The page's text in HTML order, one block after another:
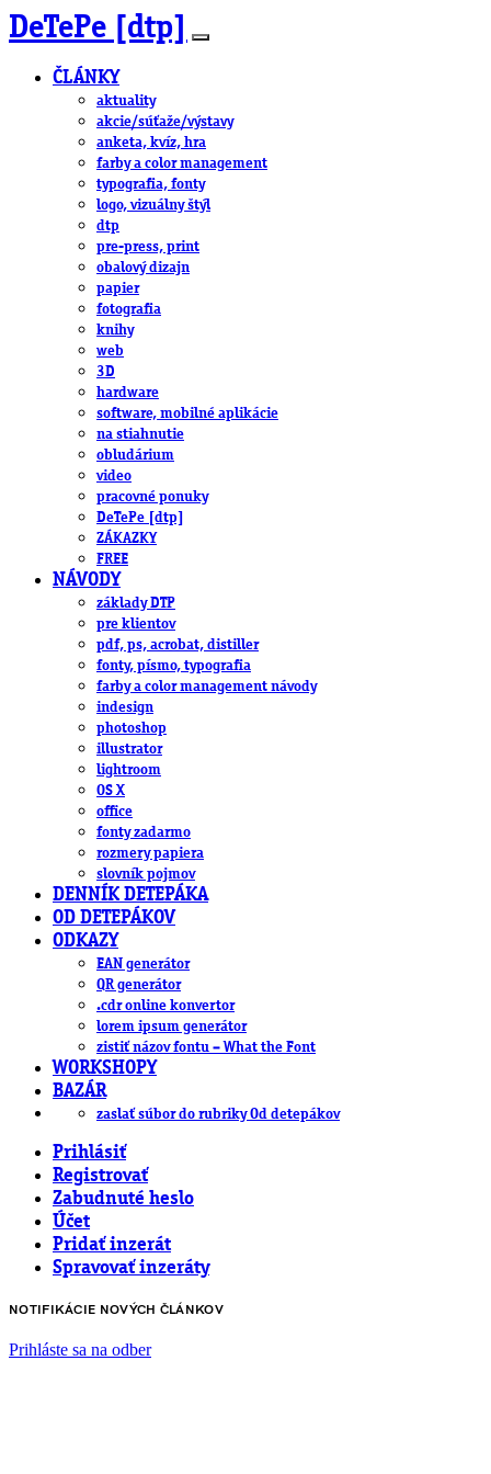
DeTePe [dtp]
ČLÁNKY
aktuality
akcie/súťaže/výstavy
anketa, kvíz, hra
farby a color management
typografia, fonty
logo, vizuálny štýl
dtp
pre-press, print
obalový dizajn
papier
fotografia
knihy
web
3D
hardware
software, mobilné aplikácie
na stiahnutie
obludárium
video
pracovné ponuky
DeTePe [dtp]
ZÁKAZKY
FREE
NÁVODY
základy DTP
pre klientov
pdf, ps, acrobat, distiller
fonty, písmo, typografia
farby a color management návody
indesign
photoshop
illustrator
lightroom
OS X
office
fonty zadarmo
rozmery papiera
slovník pojmov
DENNÍK DETEPÁKA
OD DETEPÁKOV
ODKAZY
EAN generátor
QR generátor
.cdr online konvertor
lorem ipsum generátor
zistiť názov fontu – What the Font
WORKSHOPY
BAZÁR
zaslať súbor do rubriky Od detepákov
Prihlásiť
Registrovať
Zabudnuté heslo
Účet
Pridať inzerát
Spravovať inzeráty
NOTIFIKÁCIE NOVÝCH ČLÁNKOV
Prihláste sa na odber